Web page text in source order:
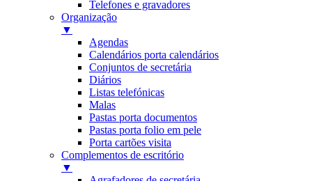
Telefones e gravadores
Organização
▼
Agendas
Calendários porta calendários
Conjuntos de secretária
Diários
Listas telefónicas
Malas
Pastas porta documentos
Pastas porta folio em pele
Porta cartões visita
Complementos de escritório
▼